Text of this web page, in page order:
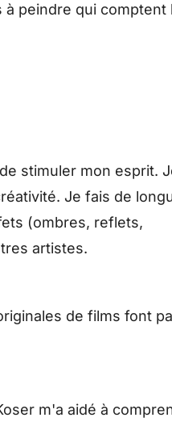
peindre qui comptent
stimuler mon esprit.
Je fais de
(ombres, reflets,
artistes.
de films font
m'a aidé à